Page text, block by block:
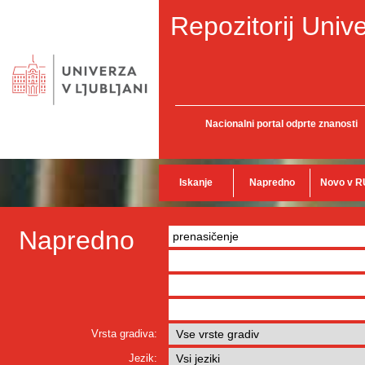
Repozitorij
Nacionalni portal odprte znanosti
Iskanje Napredno Novo v
Napredno
Vrsta gradiva:
Jezik: